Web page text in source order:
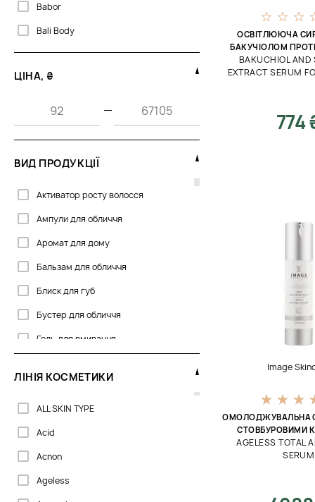
Babor
Bali Body
Beaute Mediterranea
Bella Aura
Biogena
Celenes
Clarena
Colorescience
Cosmetics 27
Dermalogica
Dermaskill
DoTERRA
Dr.Spiller
Embryolisse
Erborian
GIGI
ЦІНА, ₴
—
ВИД ПРОДУКЦІЇ
Активатор росту волосся
Ампули для обличчя
Аромат для дому
Бальзам для обличчя
Блиск для губ
Бустер для обличчя
Гель для вмивання
Ексфоліант для обличчя
Емульсія для обличчя
Ензимна пудра
Капсули для обличчя
ЛІНІЯ КОСМЕТИКИ
ALL SKIN TYPE
Acid
Acnon
Ageless
ОСВІТЛЮЮЧА
БАКУЧІОЛОМ
BAKUCHIOL AND
EXTRACT SERUM
774
Image
ОМОЛОДЖУВАЛЬНА
СТОВБУРОВИМИ
AGELESS TOTAL
SERUM